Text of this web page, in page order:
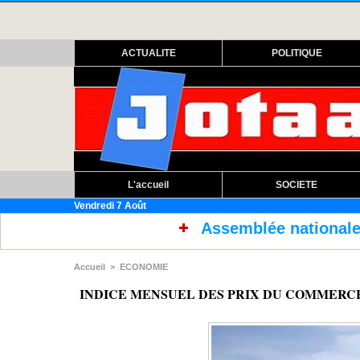
ACTUALITE POLITIQUE
L'accueil
SOCIETE
Vendredi 7 Août
Assemblée nationale : ouverture
Accueil > ECONOMIE
INDICE MENSUEL DES PRIX DU